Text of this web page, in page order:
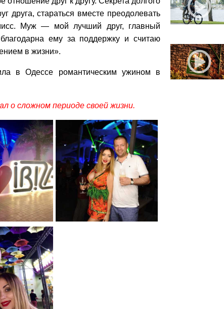
друга, стараться вместе преодолевать
Муж — мой лучший друг, главный
ему за поддержку и считаю
в жизни».
в Одессе романтическим ужином в
о сложном периоде своей жизни.